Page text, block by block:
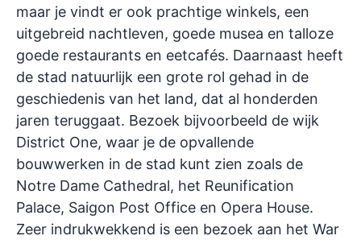
maar je vindt er ook prachtige winkels, een
uitgebreid nachtleven, goede musea en talloze
goede restaurants en eetcafés. Daarnaast heeft
de stad natuurlijk een grote rol gehad in de
geschiedenis van het land, dat al honderden
jaren teruggaat. Bezoek bijvoorbeeld de wijk
District One, waar je de opvallende
bouwwerken in de stad kunt zien zoals de
Notre Dame Cathedral, het Reunification
Palace, Saigon Post Office en Opera House.
Zeer indrukwekkend is een bezoek aan het War